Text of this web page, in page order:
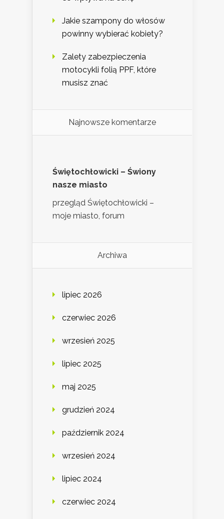
Jakie szampony do włosów
powinny wybierać kobiety?
Zalety zabezpieczenia
motocykli folią PPF, które
musisz znać
Najnowsze komentarze
Świętochłowicki – Świony
nasze miasto
przegląd Świętochłowicki –
moje miasto, forum
Archiwa
lipiec 2026
czerwiec 2026
wrzesień 2025
lipiec 2025
maj 2025
grudzień 2024
październik 2024
wrzesień 2024
lipiec 2024
czerwiec 2024